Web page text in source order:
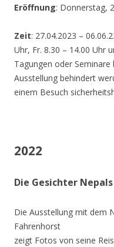
Eröffnung: Donnerstag,
Zeit: 27.04.2023 –
Uhr, Fr. 8.30 – 14.00 Uhr
Tagungen oder
Ausstellung behindert
einem Besuch
2022
Die Gesichter Nepals
Die Ausstellung mit dem
Fahrenhorst
zeigt Fotos von seine